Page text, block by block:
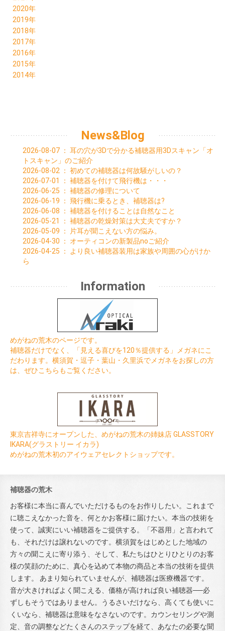
08月 (2)
07月 (1)
06月 (4)
05月 (3)
04月 (2)
03月 (4)
02月 (2)
01月 (5)
09月 (2)
08月 (3)
07月 (4)
06月 (5)
05月 (3)
04月 (6)
03月 (4)
02月 (3)
10月 (4)
09月 (4)
08月 (5)
07月 (3)
06月 (6)
05月 (6)
04月 (6)
03月 (5)
11月 (6)
10月 (5)
09月 (7)
08月 (7)
07月 (7)
06月 (6)
05月 (8)
04月 (5)
12月 (6)
11月 (5)
10月 (4)
09月 (7)
08月 (7)
07月 (5)
06月 (8)
05月 (12)
2020年
12月 (7)
11月 (6)
10月 (6)
09月 (5)
08月 (5)
07月 (6)
06月 (8)
2019年
12月 (7)
11月 (6)
10月 (9)
09月 (8)
08月 (8)
07月 (2)
2018年
12月 (4)
11月 (7)
10月 (3)
09月 (6)
08月 (4)
2017年
12月 (1)
10月 (1)
09月 (1)
2016年
12月 (4)
11月 (1)
01月 (4)
2015年
12月 (1)
01月 (1)
2014年
News&Blog
2026-08-07 ： 耳の穴が3Dで分かる補聴器用3Dスキャン「オ
トスキャン」のご紹介
2026-08-02 ： 初めての補聴器は何故騒がしいの？
2026-07-01
： 補聴器を付けて飛行機は・・・
2026-06-25 ： 補聴器の修理について
2026-06-19 ： 飛行機に乗るとき、補聴器は?
2026-06-08 ： 補聴器を付けることは自然なこと
2026-05-21
： 補聴器の乾燥対策は大丈夫ですか？
2026-05-09 ：
片耳が聞こえない方の悩み。
2026-04-30 ： オーティコンの新製品noご紹介
2026-04-25 ：
より良い補聴器装用は家族や周囲の心がけか
ら
Information
めがねの荒木のページです。
補聴器だけでなく、「見える喜びを120％提供する」メガネにこ
だわります。横須賀・逗子・葉山・久里浜でメガネをお探しの方
は、ぜひこちらもご覧ください。
東京吉祥寺にオープンした、めがねの荒木の姉妹店 GLASSTORY
IKARA(グラストリー イカラ)
めがねの荒木初のアイウェアセレクトショップです。
補聴器の荒木
お客様に本当に喜んでいただけるものをお作りしたい。これまで
に聴こえなかった音を、何とかお客様に届けたい。本当の技術を
使って、誠実にいい補聴器をご提供する。「不器用」と言われて
も、それだけは譲れないのです。横須賀をはじめとした地域の
方々の聞こえに寄り添う、そして、私たちはひとりひとりのお客
様の笑顔のために、真心を込めて本物の商品と本当の技術を提供
します。 あまり知られていませんが、補聴器は医療機器です。
音が大きければよく聞こえる、価格が高ければ良い補聴器──必
ずしもそうではありません。うるさいだけなら、高くても使いに
くいなら、補聴器は意味をなさないのです。カウンセリングや測
定、音の調整などたくさんのステップを経て、あなたの必要な聞